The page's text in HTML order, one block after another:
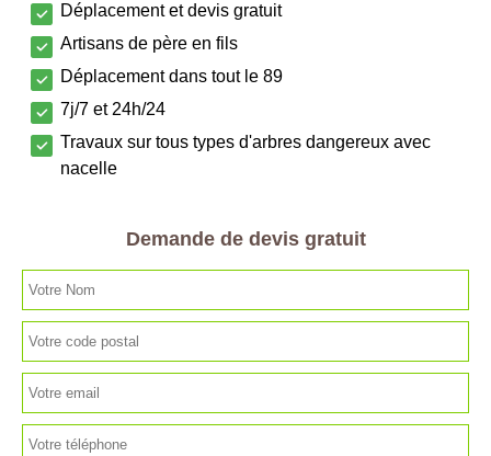
Déplacement et devis gratuit
Artisans de père en fils
Déplacement dans tout le 89
7j/7 et 24h/24
Travaux sur tous types d'arbres dangereux avec
nacelle
Demande de devis gratuit